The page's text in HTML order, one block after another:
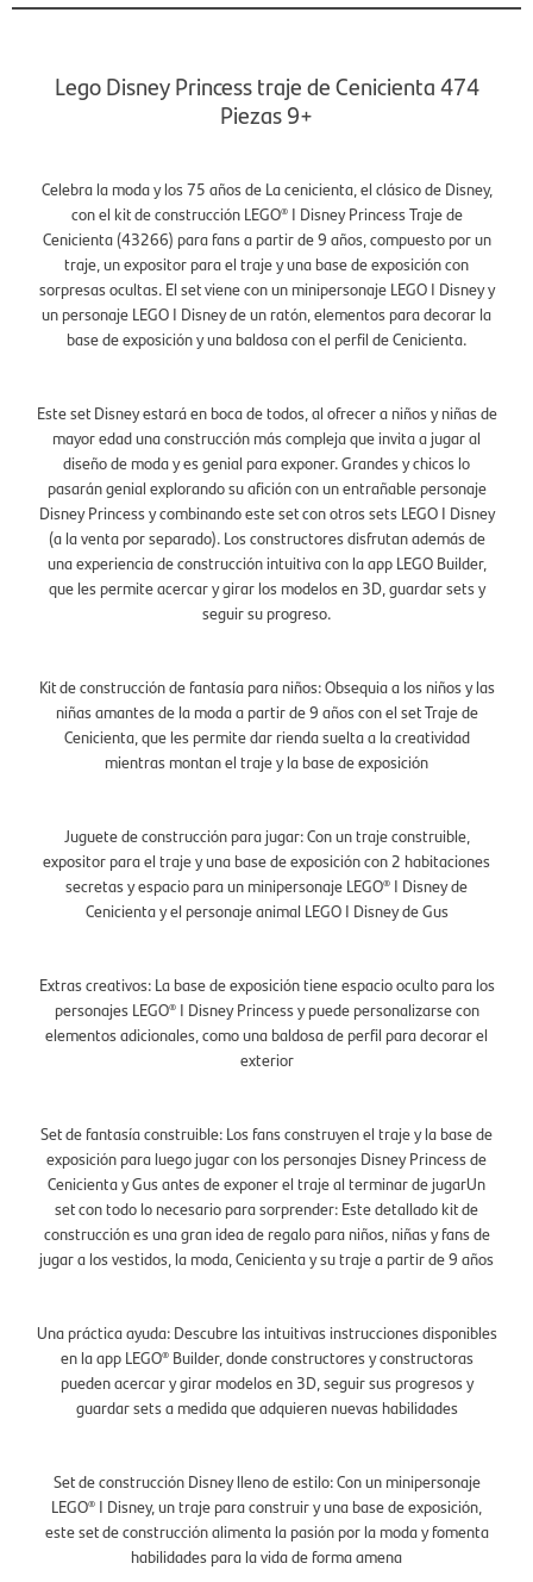
Lego Disney Princess traje de Cenicienta 474
Piezas 9+
Celebra la moda y los 75 años de La cenicienta, el clásico de Disney,
con el kit de construcción LEGO® ǀ Disney Princess Traje de
Cenicienta (43266) para fans a partir de 9 años, compuesto por un
traje, un expositor para el traje y una base de exposición con
sorpresas ocultas. El set viene con un minipersonaje LEGO ǀ Disney y
un personaje LEGO ǀ Disney de un ratón, elementos para decorar la
base de exposición y una baldosa con el perfil de Cenicienta.
Este set Disney estará en boca de todos, al ofrecer a niños y niñas de
mayor edad una construcción más compleja que invita a jugar al
diseño de moda y es genial para exponer. Grandes y chicos lo
pasarán genial explorando su afición con un entrañable personaje
Disney Princess y combinando este set con otros sets LEGO ǀ Disney
(a la venta por separado). Los constructores disfrutan además de
una experiencia de construcción intuitiva con la app LEGO Builder,
que les permite acercar y girar los modelos en 3D, guardar sets y
seguir su progreso.
Kit de construcción de fantasía para niños: Obsequia a los niños y las
niñas amantes de la moda a partir de 9 años con el set Traje de
Cenicienta, que les permite dar rienda suelta a la creatividad
mientras montan el traje y la base de exposición
Juguete de construcción para jugar: Con un traje construible,
expositor para el traje y una base de exposición con 2 habitaciones
secretas y espacio para un minipersonaje LEGO® ǀ Disney de
Cenicienta y el personaje animal LEGO ǀ Disney de Gus
Extras creativos: La base de exposición tiene espacio oculto para los
personajes LEGO® ǀ Disney Princess y puede personalizarse con
elementos adicionales, como una baldosa de perfil para decorar el
exterior
Set de fantasía construible: Los fans construyen el traje y la base de
exposición para luego jugar con los personajes Disney Princess de
Cenicienta y Gus antes de exponer el traje al terminar de jugarUn
set con todo lo necesario para sorprender: Este detallado kit de
construcción es una gran idea de regalo para niños, niñas y fans de
jugar a los vestidos, la moda, Cenicienta y su traje a partir de 9 años
Una práctica ayuda: Descubre las intuitivas instrucciones disponibles
en la app LEGO® Builder, donde constructores y constructoras
pueden acercar y girar modelos en 3D, seguir sus progresos y
guardar sets a medida que adquieren nuevas habilidades
Set de construcción Disney lleno de estilo: Con un minipersonaje
LEGO® ǀ Disney, un traje para construir y una base de exposición,
este set de construcción alimenta la pasión por la moda y fomenta
habilidades para la vida de forma amena